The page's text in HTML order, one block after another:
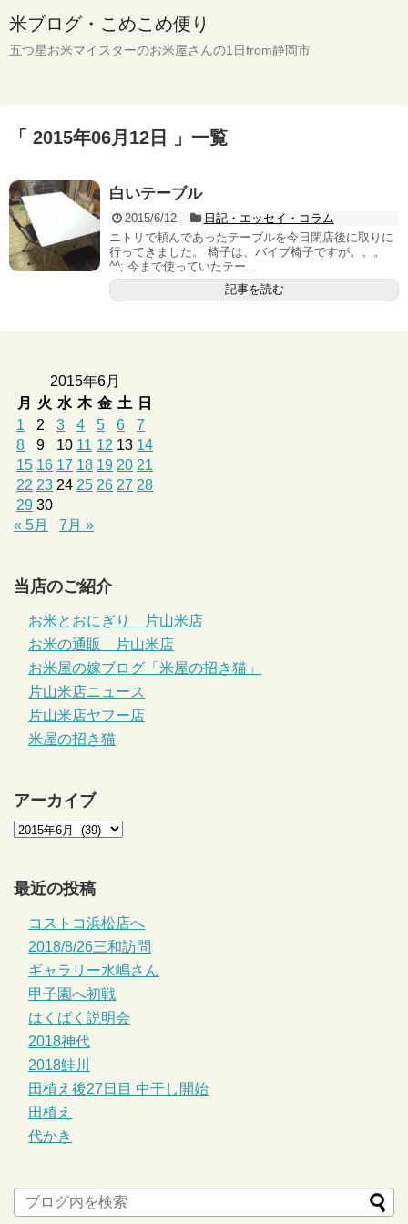
米ブログ・こめこめ便り
五つ星お米マイスターのお米屋さんの1日from静岡市
「 2015年06月12日 」一覧
白いテーブル
2015/6/12
日記・エッセイ・コラム
ニトリで頼んであったテーブルを今日閉店後に取りに
行ってきました。 椅子は、バイブ椅子ですが。。。
^^; 今まで使っていたテー...
記事を読む
2015年6月
月
火 水 木 金 土
日
1
2 3 4 5 6
7
8
9 10 11 12 13 14
15 16 17 18 19 20 21
22 23 24 25 26 27 28
29 30
« 5月
7月 »
当店のご紹介
お米とおにぎり 片山米店
お米の通販 片山米店
お米屋の嫁ブログ「米屋の招き猫」
片山米店ニュース
片山米店ヤフー店
米屋の招き猫
アーカイブ
最近の投稿
コストコ浜松店へ
2018/8/26三和訪問
ギャラリー水嶋さん
甲子園へ初戦
はくばく説明会
2018神代
2018鮭川
田植え後27日目 中干し開始
田植え
代かき